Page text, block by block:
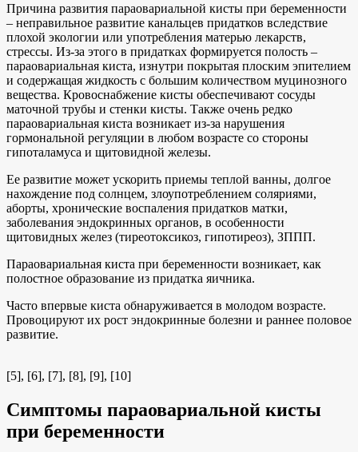
Причина развития параовариальной кисты при беременности
– неправильное развитие канальцев придатков вследствие
плохой экологии или употребления матерью лекарств,
стрессы. Из-за этого в придатках формируется полость –
параовариальная киста, изнутри покрытая плоским эпителием
и содержащая жидкость с большим количеством муцинозного
вещества. Кровоснабжение кисты обеспечивают сосуды
маточной трубы и стенки кисты. Также очень редко
параовариальная киста возникает из-за нарушения
гормональной регуляции в любом возрасте со стороны
гипоталамуса и щитовидной железы.
Ее развитие может ускорить приемы теплой ванны, долгое
нахождение под солнцем, злоупотреблением соляриями,
аборты, хронические воспаления придатков матки,
заболевания эндокринных органов, в особенности
щитовидных желез (тиреотоксикоз, гипотиреоз), ЗППП.
Параовариальная киста при беременности возникает, как
полостное образование из придатка яичника.
Часто впервые киста обнаруживается в молодом возрасте.
Провоцируют их рост эндокринные болезни и раннее половое
развитие.
[5], [6], [7], [8], [9], [10]
Симптомы параовариальной кисты
при беременности